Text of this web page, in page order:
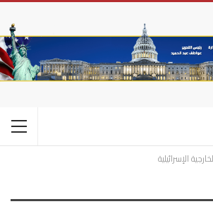
الإسرائيلية